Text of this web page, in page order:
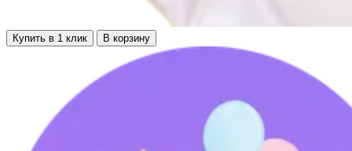
Купить в 1 клик В корзину